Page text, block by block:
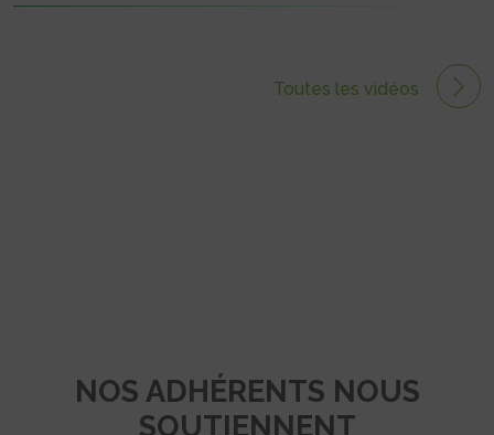
Toutes les vidéos
NOS ADHÉRENTS NOUS
SOUTIENNENT